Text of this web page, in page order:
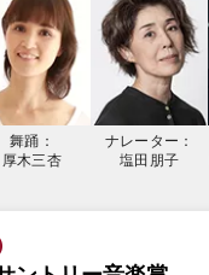
舞踊：
厚木三杏
ナレーター：
塩田朋子